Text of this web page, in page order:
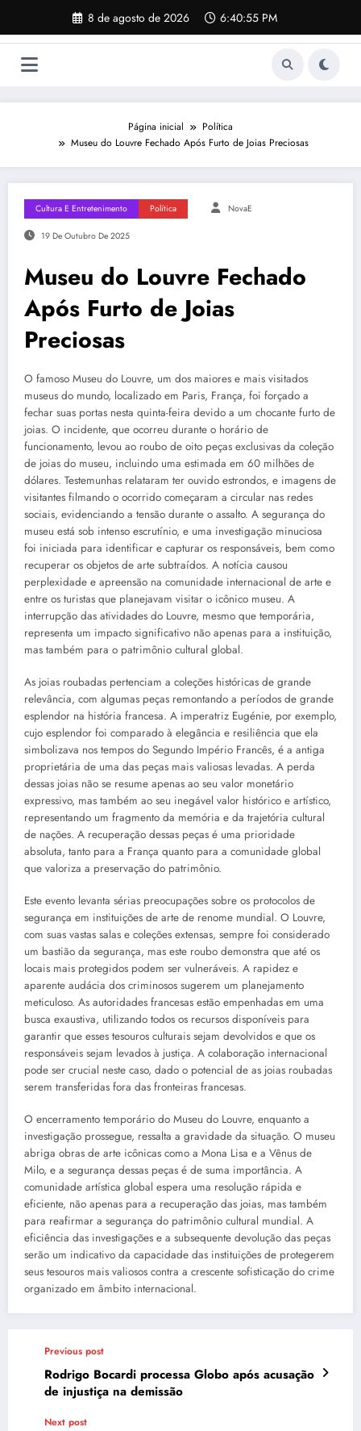
o
8 de agosto de 2026 6:40:56 PM
Página inicial
Política
Museu do Louvre Fechado Após Furto de Joias Preciosas
Cultura E Entretenimento Política NovaE
19 De Outubro De 2025
Museu do Louvre Fechado
Após Furto de Joias
Preciosas
O famoso Museu do Louvre, um dos maiores e mais visitados
museus do mundo, localizado em Paris, França, foi forçado a
fechar suas portas nesta quinta-feira devido a um chocante furto de
joias. O incidente, que ocorreu durante o horário de
funcionamento, levou ao roubo de oito peças exclusivas da coleção
de joias do museu, incluindo uma estimada em 60 milhões de
dólares. Testemunhas relataram ter ouvido estrondos, e imagens de
visitantes filmando o ocorrido começaram a circular nas redes
sociais, evidenciando a tensão durante o assalto. A segurança do
museu está sob intenso escrutínio, e uma investigação minuciosa
foi iniciada para identificar e capturar os responsáveis, bem como
recuperar os objetos de arte subtraídos. A notícia causou
perplexidade e apreensão na comunidade internacional de arte e
entre os turistas que planejavam visitar o icônico museu. A
interrupção das atividades do Louvre, mesmo que temporária,
representa um impacto significativo não apenas para a instituição,
mas também para o patrimônio cultural global.
As joias roubadas pertenciam a coleções históricas de grande
relevância, com algumas peças remontando a períodos de grande
esplendor na história francesa. A imperatriz Eugénie, por exemplo,
cujo esplendor foi comparado à elegância e resiliência que ela
simbolizava nos tempos do Segundo Império Francês, é a antiga
proprietária de uma das peças mais valiosas levadas. A perda
dessas joias não se resume apenas ao seu valor monetário
expressivo, mas também ao seu inegável valor histórico e artístico,
representando um fragmento da memória e da trajetória cultural
de nações. A recuperação dessas peças é uma prioridade
absoluta, tanto para a França quanto para a comunidade global
que valoriza a preservação do patrimônio.
Este evento levanta sérias preocupações sobre os protocolos de
segurança em instituições de arte de renome mundial. O Louvre,
com suas vastas salas e coleções extensas, sempre foi considerado
um bastião da segurança, mas este roubo demonstra que até os
locais mais protegidos podem ser vulneráveis. A rapidez e
aparente audácia dos criminosos sugerem um planejamento
meticuloso. As autoridades francesas estão empenhadas em uma
busca exaustiva, utilizando todos os recursos disponíveis para
garantir que esses tesouros culturais sejam devolvidos e que os
responsáveis sejam levados à justiça. A colaboração internacional
pode ser crucial neste caso, dado o potencial de as joias roubadas
serem transferidas fora das fronteiras francesas.
O encerramento temporário do Museu do Louvre, enquanto a
investigação prossegue, ressalta a gravidade da situação. O museu
abriga obras de arte icônicas como a Mona Lisa e a Vênus de
Milo, e a segurança dessas peças é de suma importância. A
comunidade artística global espera uma resolução rápida e
eficiente, não apenas para a recuperação das joias, mas também
para reafirmar a segurança do patrimônio cultural mundial. A
eficiência das investigações e a subsequente devolução das peças
serão um indicativo da capacidade das instituições de protegerem
seus tesouros mais valiosos contra a crescente sofisticação do crime
organizado em âmbito internacional.
Previous post
Rodrigo Bocardi processa Globo após acusação
de injustiça na demissão
Next post